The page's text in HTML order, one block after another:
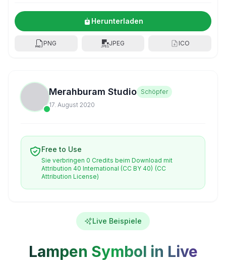
Herunterladen
PNG JPEG ICO
Merahburam Studio Schöpfer
17. August 2020
Free to Use
Sie verbringen 0 Credits beim Download mit
Attribution 40 International (CC BY 40) (CC
Attribution License)
Live Beispiele
Lampen Symbol in Live